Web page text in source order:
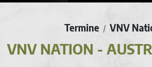
Termine / VNV
VNV NATION -